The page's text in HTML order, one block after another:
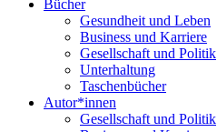
Bücher
Gesundheit und Leben
Business und Karriere
Gesellschaft und Politik
Unterhaltung
Taschenbücher
Autor*innen
Gesellschaft und Politik